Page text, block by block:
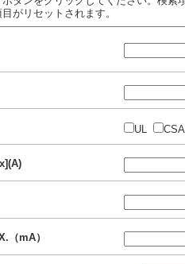
がリセットされます。
UL CSA
（mA）